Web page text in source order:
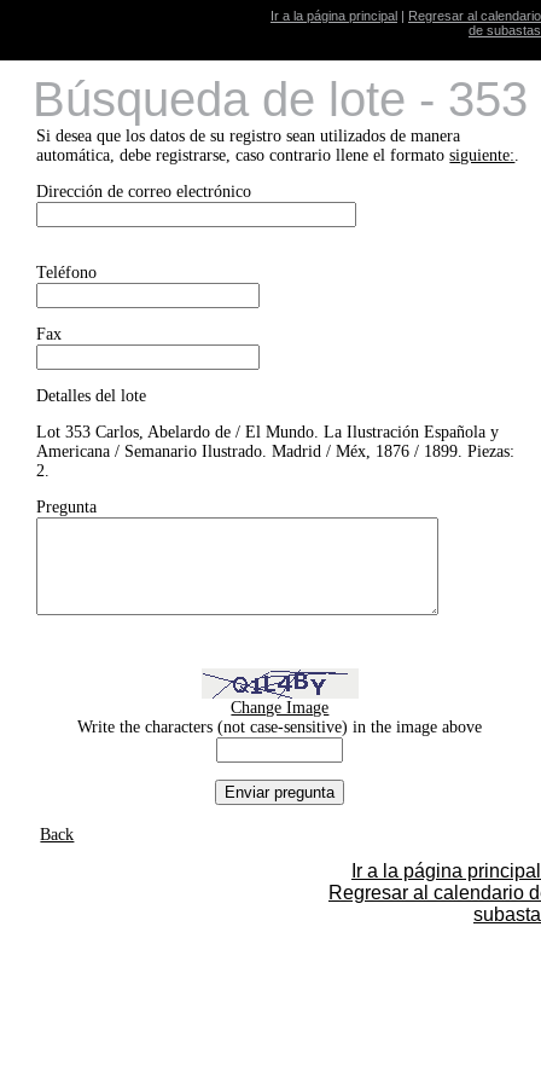
Ir a la página principal | Regresar al calendario
de subastas
Búsqueda de lote - 353
Si desea que los datos de su registro sean utilizados de manera
automática, debe registrarse, caso contrario llene el formatosiguiente:.
Dirección de correo electrónico
Teléfono
Fax
Detalles del lote
Lot 353 Carlos, Abelardo de / El Mundo. La Ilustración Española y
Americana / Semanario Ilustrado. Madrid / Méx, 1876 / 1899. Piezas:
2.
Pregunta
Change Image
Write the characters (not case-sensitive) in the image above
Back
Ir a la página principal
Regresar al calendario